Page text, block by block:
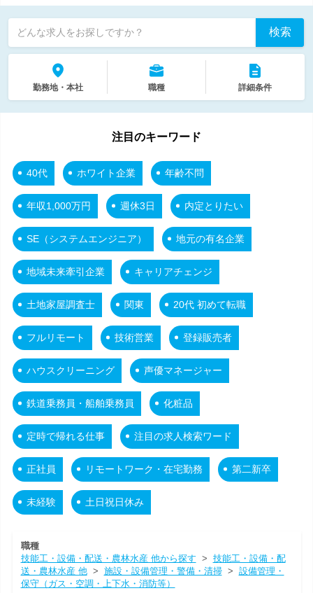
どんな求人をお探しですか？ 検索
勤務地・本社 職種 詳細条件
注目のキーワード
40代 ホワイト企業 年齢不問
年収1,000万円 週休3日 内定とりたい
SE（システムエンジニア） 地元の有名企業
地域未来牽引企業 キャリアチェンジ
土地家屋調査士 関東 20代 初めて転職
フルリモート 技術営業 登録販売者
ハウスクリーニング 声優マネージャー
鉄道乗務員・船舶乗務員 化粧品
定時で帰れる仕事 注目の求人検索ワード
正社員 リモートワーク・在宅勤務 第二新卒
未経験 土日祝日休み
職種
技能工・設備・配送・農林水産 他から探す > 技能工・設備・配
送・農林水産 他> 施設・設備管理・警備・清掃> 設備管理・
保守（ガス・空調・上下水・消防等）